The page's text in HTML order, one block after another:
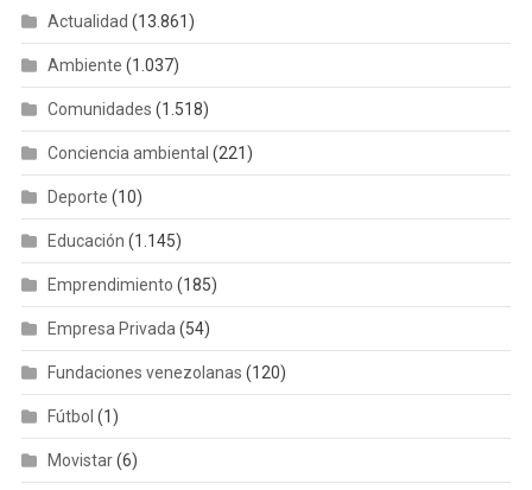
Actualidad (13.861)
Ambiente (1.037)
Comunidades (1.518)
Conciencia ambiental (221)
Deporte (10)
Educación (1.145)
Emprendimiento (185)
Empresa Privada(54)
Fundaciones venezolanas (120)
Fútbol (1)
Movistar(6)